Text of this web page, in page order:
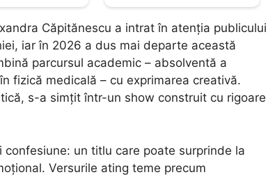
Căpitănescu a intrat în atenția publicului
iar în 2026 a dus mai departe această
parcursul academic – absolventă a
fizică medicală – cu exprimarea creativă.
s-a simțit într-un show construit cu rigoare
confesiune: un titlu care poate surprinde la
Versurile ating teme precum